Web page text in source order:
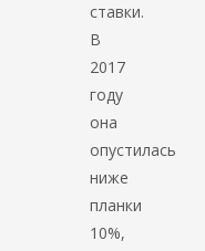
ставки.
В
2017
году
она
опустилась
ниже
планки
10%,